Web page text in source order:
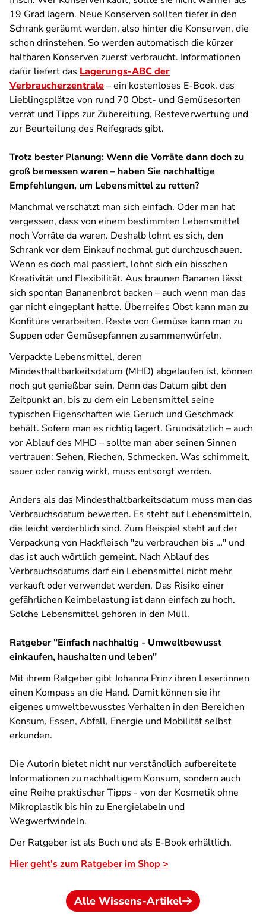
19 Grad lagern. Neue Konserven sollten tiefer in den
Schrank geräumt werden, also hinter die Konserven, die
schon drinstehen. So werden automatisch die kürzer
haltbaren Konserven zuerst verbraucht. Informationen
dafür liefert das Lagerungs-ABC der
Verbraucherzentrale– ein kostenloses E-Book, das
Lieblingsplätze von rund 70 Obst- und Gemüsesorten
verrät und Tipps zur Zubereitung, Resteverwertung und
zur Beurteilung des Reifegrads gibt.
Trotz bester Planung: Wenn die Vorräte dann doch zu
groß bemessen waren – haben Sie nachhaltige
Empfehlungen, um Lebensmittel zu retten?
Manchmal verschätzt man sich einfach. Oder man hat
vergessen, dass von einem bestimmten Lebensmittel
noch Vorräte da waren. Deshalb lohnt es sich, den
Schrank vor dem Einkauf nochmal gut durchzuschauen.
Wenn es doch mal passiert, lohnt sich ein bisschen
Kreativität und Flexibilität. Aus braunen Bananen lässt
sich spontan Bananenbrot backen – auch wenn man das
gar nicht eingeplant hatte. Überreifes Obst kann man zu
Konfitüre verarbeiten. Reste von Gemüse kann man zu
Suppen oder Gemüsepfannen zusammenwürfeln.
Verpackte Lebensmittel, deren
Mindesthaltbarkeitsdatum (MHD) abgelaufen ist, können
noch gut genießbar sein. Denn das Datum gibt den
Zeitpunkt an, bis zu dem ein Lebensmittel seine
typischen Eigenschaften wie Geruch und Geschmack
behält. Sofern man es richtig lagert. Grundsätzlich – auch
vor Ablauf des MHD – sollte man aber seinen Sinnen
vertrauen: Sehen, Riechen, Schmecken. Was schimmelt,
sauer oder ranzig wirkt, muss entsorgt werden.
Anders als das Mindesthaltbarkeitsdatum muss man das
Verbrauchsdatum bewerten. Es steht auf Lebensmitteln,
die leicht verderblich sind. Zum Beispiel steht auf der
Verpackung von Hackfleisch "zu verbrauchen bis …" und
das ist auch wörtlich gemeint. Nach Ablauf des
Verbrauchsdatums darf ein Lebensmittel nicht mehr
verkauft oder verwendet werden. Das Risiko einer
gefährlichen Keimbelastung ist dann einfach zu hoch.
Solche Lebensmittel gehören in den Müll.
Ratgeber "Einfach nachhaltig - Umweltbewusst
einkaufen, haushalten und leben"
Mit ihrem Ratgeber gibt Johanna Prinz ihren Leser:innen
einen Kompass an die Hand. Damit können sie ihr
eigenes umweltbewusstes Verhalten in den Bereichen
Konsum, Essen, Abfall, Energie und Mobilität selbst
erkunden.
Die Autorin bietet nicht nur verständlich aufbereitete
Informationen zu nachhaltigem Konsum, sondern auch
eine Reihe praktischer Tipps - von der Kosmetik ohne
Mikroplastik bis hin zu Energielabeln und
Wegwerfwindeln.
Der Ratgeber ist als Buch und als E-Book erhältlich.
Hier geht’s zum Ratgeber im Shop >
Alle Wissens-Artikel